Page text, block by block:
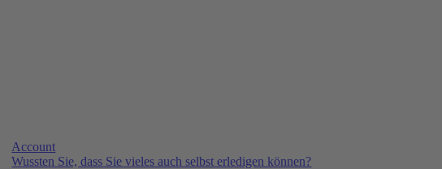
Account
Wussten Sie, dass Sie vieles auch selbst erledigen können?